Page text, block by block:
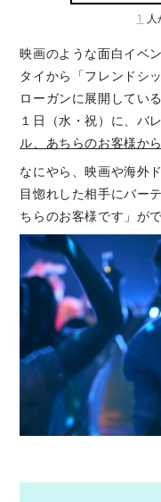
1
映画のような面白イベ
タイから「フレンドシ
ローガンに展開してい
１日（水・祝）に、バ
ル、あちらのお客様から
なにやら、映画や海外
目惚れした相手にバー
ちらのお客様です」が